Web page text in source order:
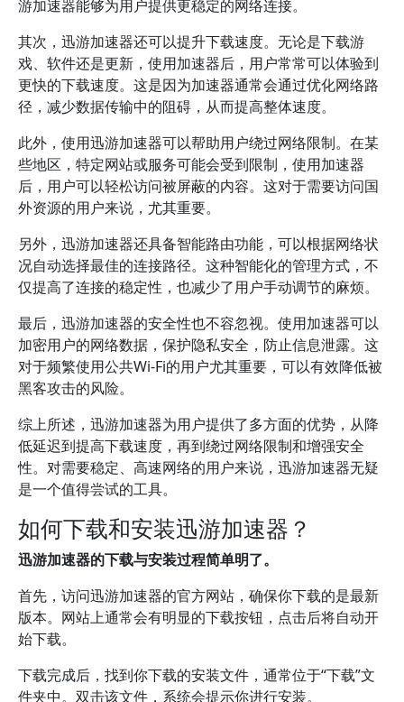
游加速器能够为用户提供更稳定的网络连接。
其次，迅游加速器还可以提升下载速度。无论是下载游
戏、软件还是更新，使用加速器后，用户常常可以体验到
更快的下载速度。这是因为加速器通常会通过优化网络路
径，减少数据传输中的阻碍，从而提高整体速度。
此外，使用迅游加速器可以帮助用户绕过网络限制。在某
些地区，特定网站或服务可能会受到限制，使用加速器
后，用户可以轻松访问被屏蔽的内容。这对于需要访问国
外资源的用户来说，尤其重要。
另外，迅游加速器还具备智能路由功能，可以根据网络状
况自动选择最佳的连接路径。这种智能化的管理方式，不
仅提高了连接的稳定性，也减少了用户手动调节的麻烦。
最后，迅游加速器的安全性也不容忽视。使用加速器可以
加密用户的网络数据，保护隐私安全，防止信息泄露。这
对于频繁使用公共Wi-Fi的用户尤其重要，可以有效降低被
黑客攻击的风险。
综上所述，迅游加速器为用户提供了多方面的优势，从降
低延迟到提高下载速度，再到绕过网络限制和增强安全
性。对需要稳定、高速网络的用户来说，迅游加速器无疑
是一个值得尝试的工具。
如何下载和安装迅游加速器？
迅游加速器的下载与安装过程简单明了。
首先，访问迅游加速器的官方网站，确保你下载的是最新
版本。网站上通常会有明显的下载按钮，点击后将自动开
始下载。
下载完成后，找到你下载的安装文件，通常位于“下载”文
件夹中。双击该文件，系统会提示你进行安装。